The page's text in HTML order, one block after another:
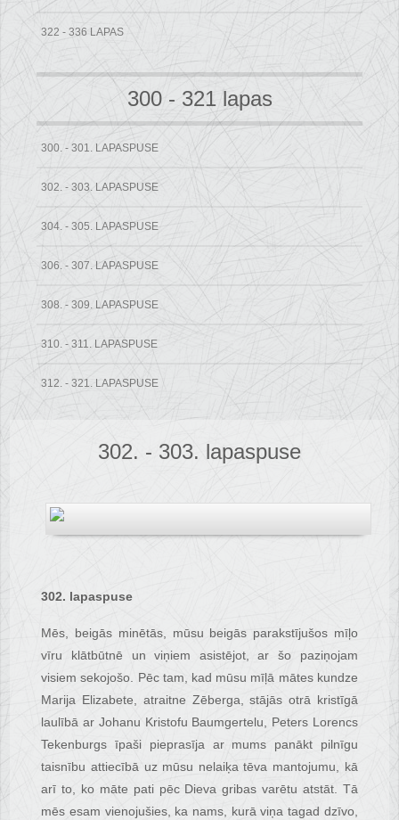
322 - 336 LAPAS
300 - 321 lapas
300. - 301. LAPASPUSE
302. - 303. LAPASPUSE
304. - 305. LAPASPUSE
306. - 307. LAPASPUSE
308. - 309. LAPASPUSE
310. - 311. LAPASPUSE
312. - 321. LAPASPUSE
302. - 303. lapaspuse
302. lapaspuse
Mēs, beigās minētās, mūsu beigās parakstījušos mīļo
vīru klātbūtnē un viņiem asistējot, ar šo paziņojam
visiem sekojošo. Pēc tam, kad mūsu mīļā mātes kundze
Marija Elizabete, atraitne Zēberga, stājās otrā kristīgā
laulībā ar Johanu Kristofu Baumgertelu, Peters Lorencs
Tekenburgs īpaši pieprasīja ar mums panākt pilnīgu
taisnību attiecībā uz mūsu nelaiķa tēva mantojumu, kā
arī to, ko māte pati pēc Dieva gribas varētu atstāt. Tā
mēs esam vienojušies, ka nams, kurā viņa tagad dzīvo,